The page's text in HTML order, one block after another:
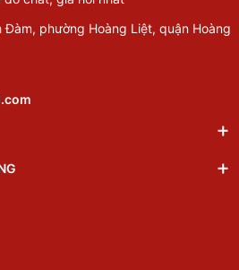
Đàm, phường Hoàng Liệt, quận Hoàng